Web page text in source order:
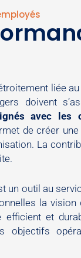
liée
doivent
avec les
de créer
La
un outil au
la vision
et
objectifs